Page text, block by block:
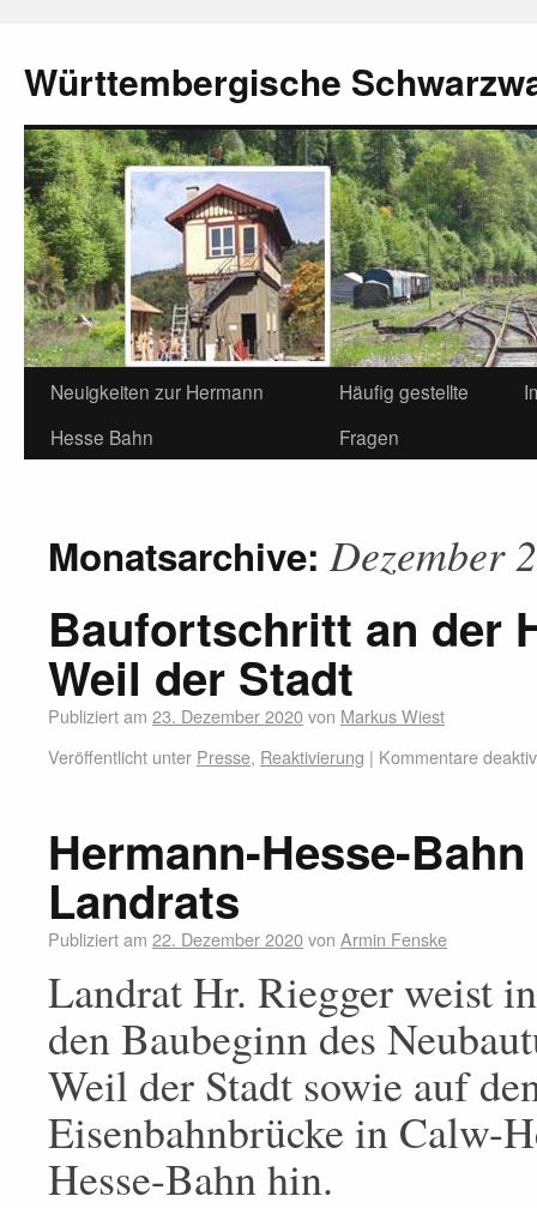
Württembergische
Neuigkeiten zur Hermann
Hesse Bahn
Häufig gestellte
Fragen
Monatsarchive:Dezember
Baufortschritt an der
Weil der Stadt
Publiziert am 23. Dezember 2020von Markus Wiest
Veröffentlicht unter Presse, Reaktivierung | Kommentare
Hermann-Hesse-
Landrats
Publiziert am 22. Dezember 2020von Armin Fenske
Landrat Hr. Riegger weist
den Baubeginn des
Weil der Stadt sowie auf
Eisenbahnbrücke in Calw-
Hesse-Bahn hin.